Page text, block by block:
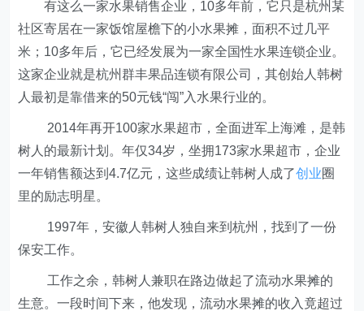
有这么一家水果销售企业，10多年前，它只是杭州某
社区寄居在一家饭馆屋檐下的小水果摊，面积不过几平
米；10多年后，它已经发展为一家全国性水果连锁企业。
这家企业就是杭州群丰果品连锁有限公司，其创始人韩树
人最初是靠借来的50元钱“闯”入水果行业的。
2014年再开100家水果超市，全面进军上海滩，是韩
树人的最新计划。年仅34岁，坐拥173家水果超市，企业
一年销售额达到4.7亿元，这些成绩让韩树人成了创业圈
里的励志明星。
1997年，安徽人韩树人独自来到杭州，找到了一份
保安工作。
工作之余，韩树人兼职在路边做起了流动水果摊的
生意。一段时间下来，他发现，流动水果摊的收入竟超过